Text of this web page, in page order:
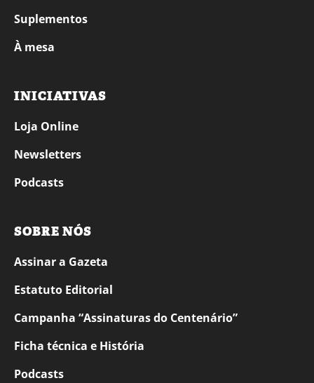
Suplementos
À mesa
INICIATIVAS
Loja Online
Newsletters
Podcasts
SOBRE NÓS
Assinar a Gazeta
Estatuto Editorial
Campanha “Assinaturas do Centenário”
Ficha técnica e História
Podcasts